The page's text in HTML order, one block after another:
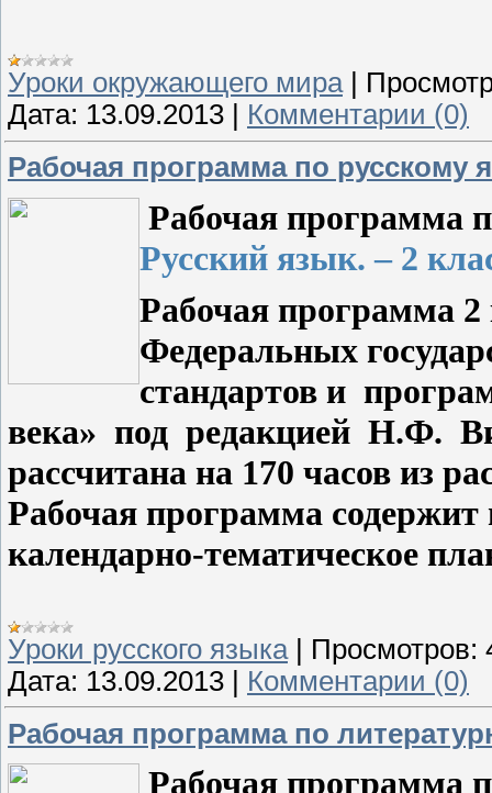
Уроки окружающего мира|
Дата: 13.09.2013
Комментарии (0)
Рабочая программа по русскому
Рабочая программа
Русский язык. – 2
Рабочая программа 2
Федеральных
стандартов и
века» под редакцией Н.Ф.
рассчитана на 170 часов из
Рабочая программа содержит
календарно-тематическое
Уроки русского языка| Просмотров:
Дата: 13.09.2013
Комментарии (0)
Рабочая программа по
Рабочая программа